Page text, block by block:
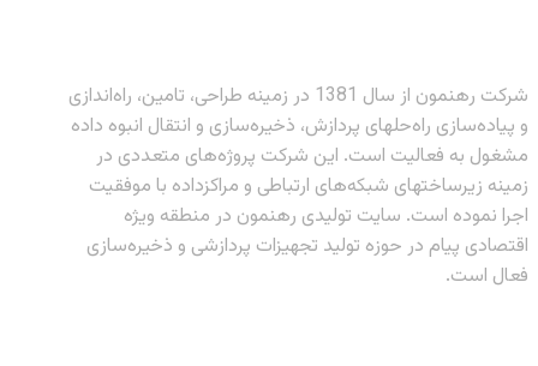
شرکت رهنمون از سال 1381 در زمینه طراحی، تامین، راه‌اندازی
و پیاده‌سازی راه‌حلهای پردازش، ذخیره‌سازی و انتقال انبوه داده
مشغول به فعالیت است. این شرکت پروژه‌های متعددی در
زمینه زیرساختهای شبکه‌های ارتباطی و مراکزداده با موفقیت
اجرا نموده است. سایت تولیدی رهنمون در منطقه ویژه
اقتصادی پیام در حوزه تولید تجهیزات پردازشی و ذخیره‌سازی
فعال است.